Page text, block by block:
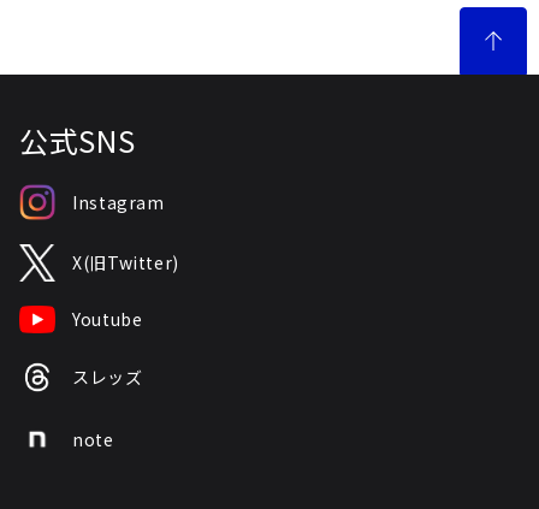
公式SNS
Instagram
X(旧Twitter)
Youtube
スレッズ
note